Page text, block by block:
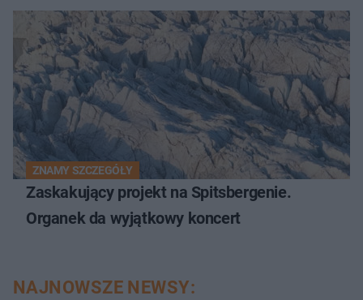
ZNAMY SZCZEGÓŁY
Zaskakujący projekt na Spitsbergenie.
Organek da wyjątkowy koncert
NAJNOWSZE NEWSY: